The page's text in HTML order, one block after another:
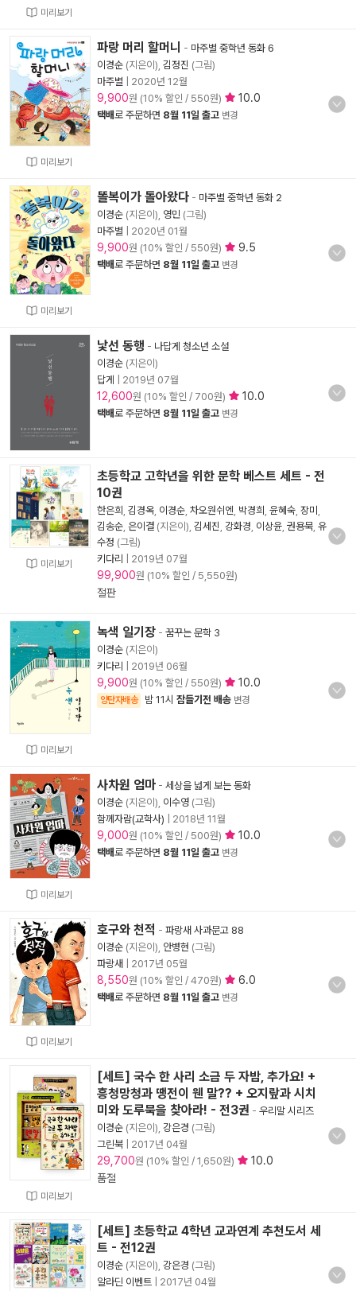
미리보기
미리보기
파랑 머리 할머니 - 마주별 중학년 동화 6
이경순 (지은이), 김정진 (그림)
마주별
2020년 12월
9,900원 (10% 할인 / 550원) 10.0
택배로 주문하면 8월 11일 출고 변경
미리보기
똘복이가 돌아왔다 - 마주별 중학년 동화 2
이경순 (지은이), 영민 (그림)
마주별
2020년 01월
9,900원 (10% 할인 / 550원) 9.5
택배로 주문하면 8월 11일 출고 변경
낯선 동행 - 나답게 청소년 소설
이경순 (지은이)
답게
2019년 07월
12,600원 (10% 할인 / 700원) 10.0
택배로 주문하면 8월 11일 출고 변경
미리보기
초등학교 고학년을 위한 문학 베스트 세트 - 전
10권
한은희 김경옥 이경순 차오원쉬엔 박경희 윤혜숙 장미
김송순 은이결 (지은이), 김세진 강화경 이상윤 권용묵 유
수정 (그림)
키다리
2019년 07월
99,900원 (10% 할인 / 5,550원)
절판
미리보기
녹색 일기장 - 꿈꾸는 문학 3
이경순 (지은이)
키다리
2019년 06월
9,900원 (10% 할인 / 550원) 10.0
양탄자배송 밤 11시 잠들기전 배송 변경
미리보기
사차원 엄마 - 세상을 넓게 보는 동화
이경순 (지은이), 이수영 (그림)
함께자람(교학사)
2018년 11월
9,000원 (10% 할인 / 500원) 10.0
택배로 주문하면 8월 11일 출고 변경
미리보기
호구와 천적 - 파랑새 사과문고 88
이경순 (지은이), 안병현 (그림)
파랑새
2017년 05월
8,550원 (10% 할인 / 470원) 6.0
택배로 주문하면 8월 11일 출고 변경
미리보기
[세트] 국수 한 사리 소금 두 자밤, 추가요! +
흥청망청과 땡전이 웬 말?? + 오지랖과 시치
미와 도루묵을 찾아라! - 전3권 - 우리말 시리즈
이경순 (지은이), 강은경 (그림)
그린북
2017년 04월
29,700원 (10% 할인 / 1,650원)
10.0
품절
[세트] 초등학교 4학년 교과연계 추천도서 세
트 - 전12권
이경순 (지은이), 강은경 (그림)
알라딘 이벤트
2017년 04월